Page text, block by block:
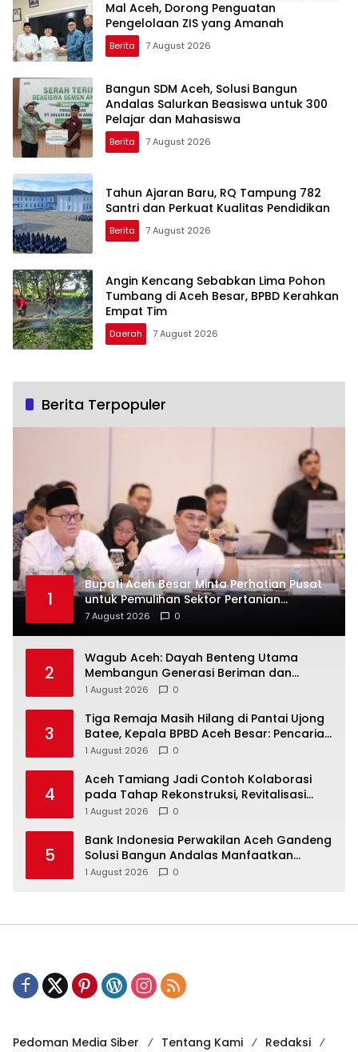
Mal Aceh, Dorong Penguatan
Pengelolaan ZIS yang Amanah
Berita 7 August 2026
Bangun SDM Aceh, Solusi Bangun
Andalas Salurkan Beasiswa untuk 300
Pelajar dan Mahasiswa
Berita 7 August 2026
Tahun Ajaran Baru, RQ Tampung 782
Santri dan Perkuat Kualitas Pendidikan
Berita 7 August 2026
Angin Kencang Sebabkan Lima Pohon
Tumbang di Aceh Besar, BPBD Kerahkan
Empat Tim
Daerah 7 August 2026
Berita Terpopuler
1
Bupati Aceh Besar Minta Perhatian Pusat
untuk Pemulihan Sektor Pertanian
Pascabencana
7 August 2026 0
2
Wagub Aceh: Dayah Benteng Utama
Membangun Generasi Beriman dan
Berakhlak
1 August 2026 0
3
Tiga Remaja Masih Hilang di Pantai Ujong
Batee, Kepala BPBD Aceh Besar: Pencarian
Terus Dimaksimalkan
1 August 2026 0
4
Aceh Tamiang Jadi Contoh Kolaborasi
pada Tahap Rekonstruksi, Revitalisasi
Sekolah Dipercepat Libatkan Masyarakat
1 August 2026 0
5
Bank Indonesia Perwakilan Aceh Gandeng
Solusi Bangun Andalas Manfaatkan
Limbah Uang Rupiah Jadi Bahan Bakar
1 August 2026 0
Pedoman Media Siber Tentang Kami Redaksi